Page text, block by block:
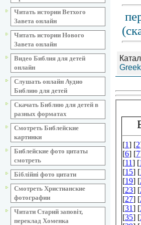
Читать истории Ветхого
Завета онлайн
Читать истории Нового
Завета онлайн
Видео Библия для детей
онлайн
Слушать онлайн Аудио
Библию для детей
Скачать Библию для детей в
разных форматах
Смотреть Библейские
картинки
Библейские фото цитаты
смотреть
Біблійні фото цитати
Смотреть Христианские
фотографии
Читати Старий заповіт,
переклад Хоменка